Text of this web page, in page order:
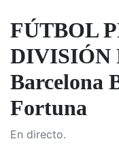
FÚTBOL
DIVISIÓN
Barcelona
Fortuna
En directo.